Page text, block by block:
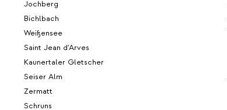
Jochberg
Bichlbach
Weißensee
Saint Jean d'Arves
Kaunertaler Gletscher
Seiser Alm
Zermatt
Schruns